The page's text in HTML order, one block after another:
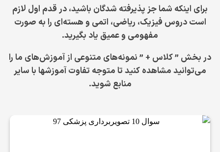
برای اینکه شما جز پذیرفته شدگان باشید، در قدم اول لازم
است دروس فیزیک، ریاضی، اتمی و هسته‌ای را به صورت
مفهومی و عمیق یاد بگیرید.
در بخش ” کلاس + ” نمونه‌های متنوعی از آموزش‌های ما را
می‌توانید مشاهده کنید تا متوجه تفاوت آموزشها با سایر
منابع شوید.